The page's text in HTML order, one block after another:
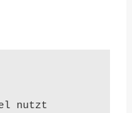
nutzt